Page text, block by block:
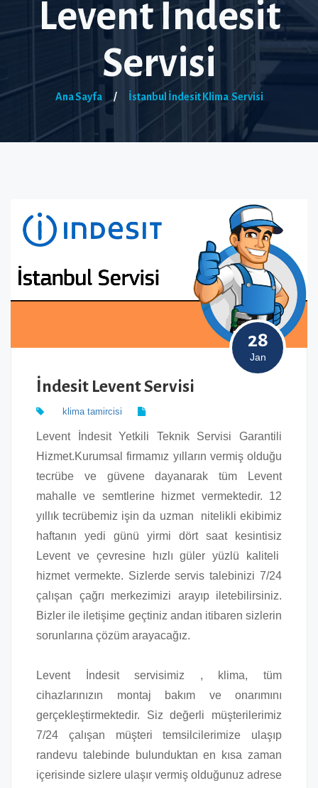
Levent İndesit
Servisi
Ana Sayfa / İstanbul İndesit Klima Servisi
28
Jan
İndesit Levent Servisi
klima tamircisi
Levent İndesit Yetkili Teknik Servisi Garantili
Hizmet.Kurumsal firmamız yılların vermiş olduğu
tecrübe ve güvene dayanarak tüm Levent
mahalle ve semtlerine hizmet vermektedir. 12
yıllık tecrübemiz işin da uzman nitelikli ekibimiz
haftanın yedi günü yirmi dört saat kesintisiz
Levent ve çevresine hızlı güler yüzlü kaliteli
hizmet vermekte. Sizlerde servis talebinizi 7/24
çalışan çağrı merkezimizi arayıp iletebilirsiniz.
Bizler ile iletişime geçtiniz andan itibaren sizlerin
sorunlarına çözüm arayacağız.
Levent İndesit servisimiz , klima, tüm
cihazlarınızın montaj bakım ve onarımını
gerçekleştirmektedir. Siz değerli müşterilerimiz
7/24 çalışan müşteri temsilcilerimize ulaşıp
randevu talebinde bulunduktan en kısa zaman
içerisinde sizlere ulaşır vermiş olduğunuz adrese